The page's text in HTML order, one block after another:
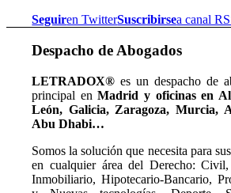
Seguiren TwitterSuscribirsea canal
Despacho de Abogados
LETRADOX® es un despacho de
principal enMadrid y oficinas en
León, Galicia, Zaragoza, Murcia,
Abu Dhabi…
Somos la solución que necesita para
en cualquier área del Derecho:
Inmobiliario, Hipotecario-Bancario,